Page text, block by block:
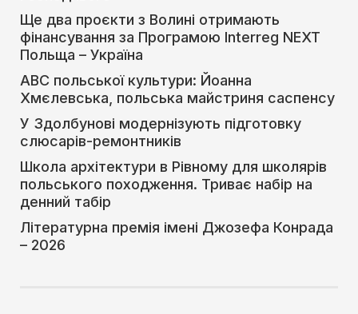
Ще два проєкти з Волині отримають
фінансування за Програмою Interreg NEXT
Польща – Україна
АВС польської культури: Йоанна
Хмєлевська, польська майстриня саспенсу
У Здолбунові модернізують підготовку
слюсарів-ремонтників
Школа архітектури в Рівному для школярів
польського походження. Триває набір на
денний табір
Літературна премія імені Джозефа Конрада
– 2026